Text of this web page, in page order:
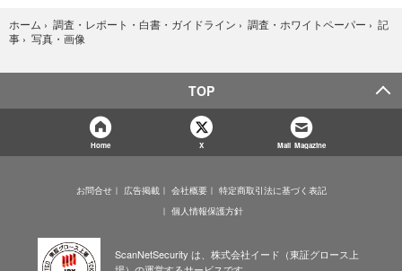
ホーム › 調査・レポート・白書・ガイドライン › 調査・ホワイトペーパー › 記
事 › 写真・画像
TOP
Home X Mail Magazine
お問合せ 広告掲載 会社概要
特定商取引法に基づく表記
個人情報保護方針
ScanNetSecurity は、株式会社イード（東証グロース上